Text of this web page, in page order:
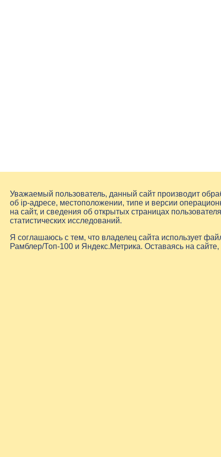
Уважаемый пользователь, данный сайт производит
об ip-адресе, местоположении, типе и версии
на сайт, и сведения об открытых страницах
статистических исследований.
Я соглашаюсь с тем, что владелец сайта использует
Рамблер/Топ-100 и Яндекс.Метрика. Оставаясь на